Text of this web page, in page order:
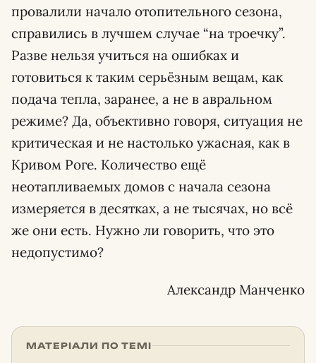
провалили начало отопительного сезона,
справились в лучшем случае “на троечку”.
Разве нельзя учиться на ошибках и
готовиться к таким серьёзным вещам, как
подача тепла, заранее, а не в авральном
режиме? Да, объективно говоря, ситуация не
критическая и не настолько ужасная, как в
Кривом Роге. Количество ещё
неотапливаемых домов с начала сезона
измеряется в десятках, а не тысячах, но всё
же они есть. Нужно ли говорить, что это
недопустимо?
Александр Манченко
МАТЕРІАЛИ ПО ТЕМІ